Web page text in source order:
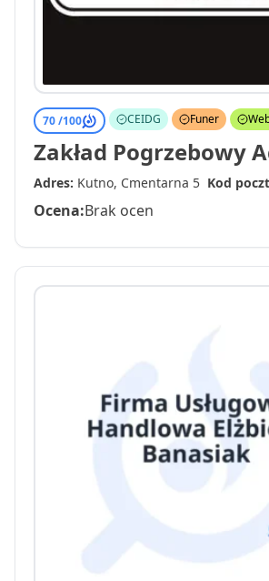
70 /100 CEIDG Funer
Zakład Pogrzebowy
Adres: Kutno, Cmentarna 5 Kod
Ocena:Brak ocen